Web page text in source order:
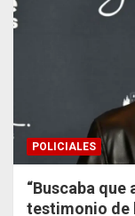
POLICIALES
“Buscaba que
testimonio de